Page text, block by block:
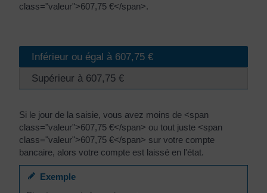
class="valeur">607,75 €</span>.
Inférieur ou égal à 607,75 €
Supérieur à 607,75 €
Si le jour de la saisie, vous avez moins de <span
class="valeur">607,75 €</span> ou tout juste <span
class="valeur">607,75 €</span> sur votre compte
bancaire, alors votre compte est laissé en l'état.
Exemple